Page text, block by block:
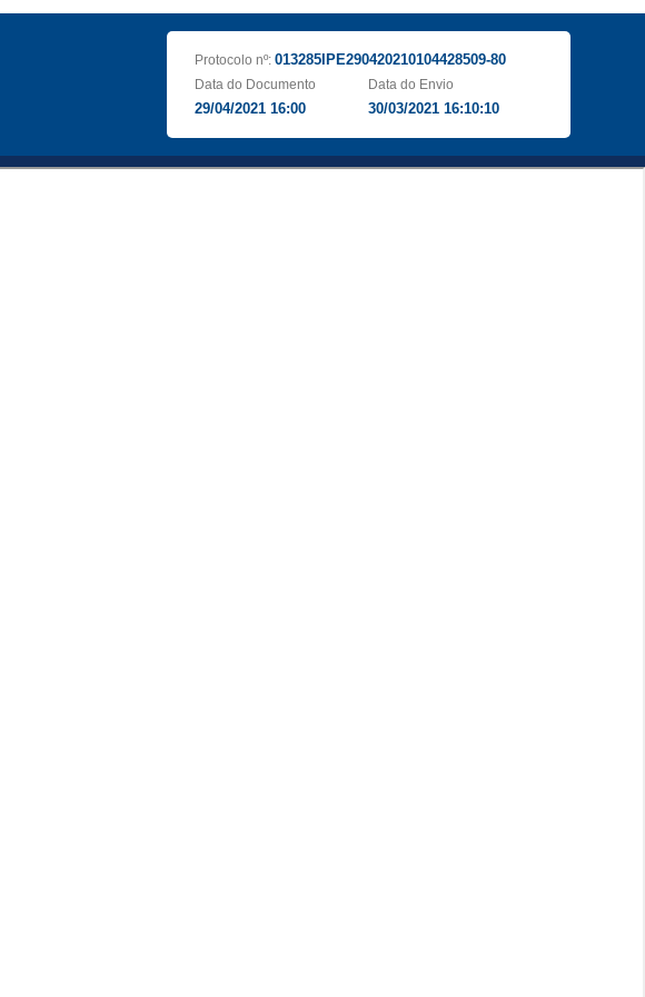
Protocolo nº: 013285IPE290420210104428509-80
Data do Documento
29/04/2021 16:00
Data do Envio
30/03/2021 16:10:10